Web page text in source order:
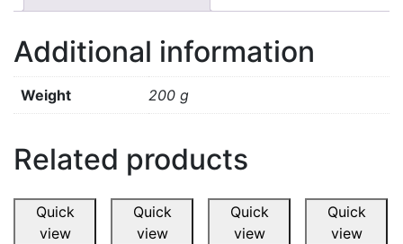
Additional information
Weight 200 g
Related products
Quick
view
Quick
view
Quick
view
Quick
view